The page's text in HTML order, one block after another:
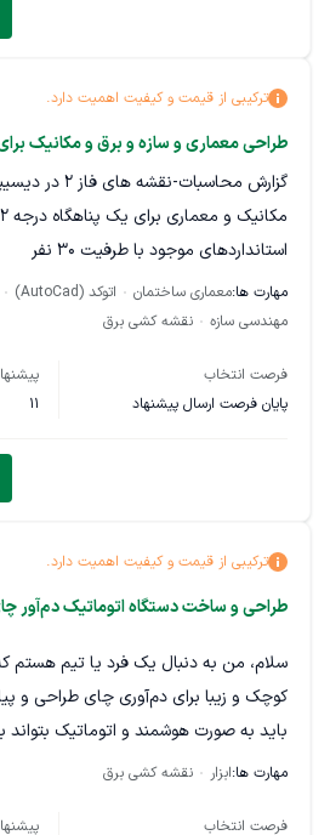
ترکیبی از قیمت و کیفیت اهمیت دارد.
طراحی معماری و سازه و برق و مکانیک برای یک پناهگاه
گزارش محاسبات-
استانداردهای موجود با طرفیت ۳۰ نفر
مهارت ها:معماری ساختمان اتوکد (AutoCad)
مهندسی سازه
نقشه کشی برق
فرصت انتخاب
پایان فرصت ارسال پیشنهاد
11
ترکیبی از قیمت و کیفیت اهمیت دارد.
طراحی و ساخت دستگاه اتوماتیک دم‌آور
سلام، من به دنبال یک فرد یا تیم هستم
کوچک و زیبا برای دم‌آوری چای طراحی و
باید به صورت هوشمند و اتوماتیک
مهارت ها:ابزار نقشه کشی برق
فرصت انتخاب